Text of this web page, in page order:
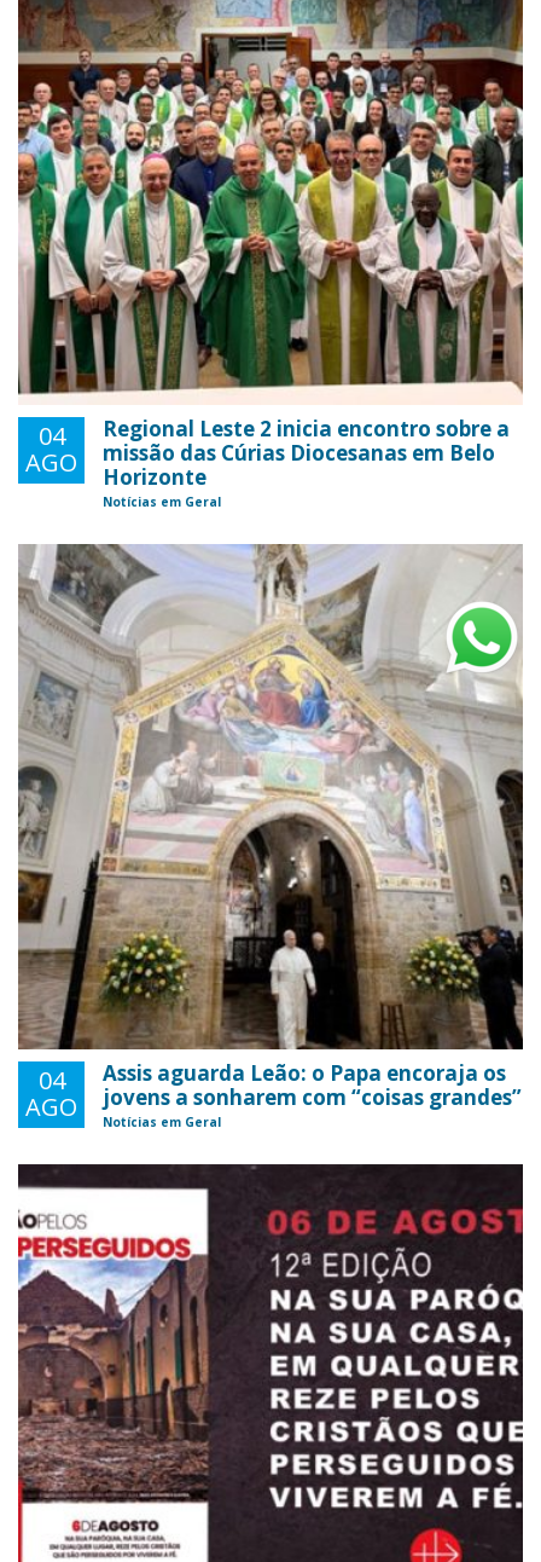
04
AGO
Regional Leste 2 inicia encontro sobre a
missão das Cúrias Diocesanas em Belo
Horizonte
Notícias em Geral
04
AGO
Assis aguarda Leão: o Papa encoraja os
jovens a sonharem com “coisas grandes”
Notícias em Geral